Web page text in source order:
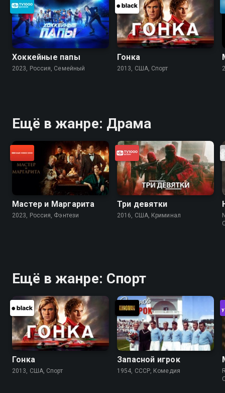
Хоккейные папы
2023, Россия, Cемейный
Гонка
2013, США, Спорт
Ещё в жанре: Драма
Мастер и Маргарита
2023, Россия, Фэнтези
Три девятки
2016, США, Криминал
Ещё в жанре: Спорт
Гонка
2013, США, Спорт
Запасной игрок
1954, СССР, Комедия